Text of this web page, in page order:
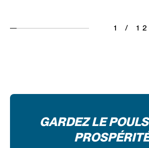
1 / 12
GARDEZ LE